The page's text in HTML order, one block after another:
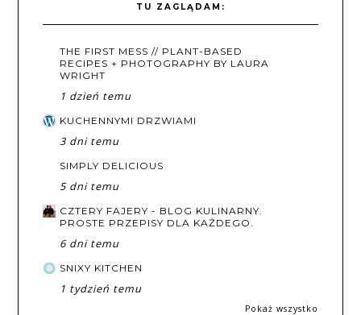
TU ZAGLĄDAM:
THE FIRST MESS // PLANT-BASED
RECIPES + PHOTOGRAPHY BY LAURA
WRIGHT
1 dzień temu
KUCHENNYMI DRZWIAMI
3 dni temu
SIMPLY DELICIOUS
5 dni temu
CZTERY FAJERY - BLOG KULINARNY.
PROSTE PRZEPISY DLA KAŻDEGO.
6 dni temu
SNIXY KITCHEN
1 tydzień temu
Pokaż wszystko